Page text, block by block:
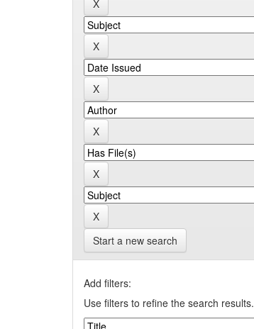
Start a new search
Add filters:
Use filters to refine the search results.